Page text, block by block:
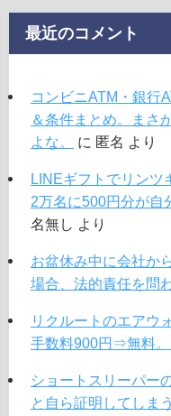
最近のコメント
コンビニATM・銀行
＆条件まとめ。まさ
よな。
に 匿名 より
LINEギフトでリンツ
2万名に500円分が自
名無し より
お盆休み中に会社か
場合、法的責任を問
リクルートのエアウ
手数料900円⇒無料。
ショートスリーパー
と自ら証明してしま